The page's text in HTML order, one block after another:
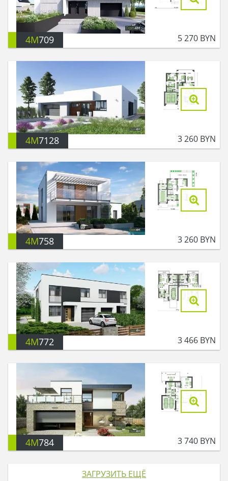
4M709 5 270 BYN
4M7128 3 260 BYN
4M758 3 260 BYN
4M772 3 466 BYN
4M784 3 740 BYN
ЗАГРУЗИТЬ ЕЩЁ